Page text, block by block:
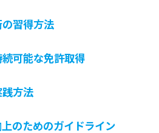
習得方法
可能な免許取得
方法
のためのガイドライン